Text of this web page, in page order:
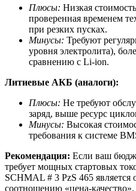
Плюсы: Низкая
проверенная временем
при резких пусках.
Минусы: Требуют
уровня электролита),
сравнению с Li-ion.
Литиевые АКБ (аналоги):
Плюсы: Не требуют
заряд, выше ресурс
Минусы: Высокая
требования к системе
Рекомендация: Если ваш
требует мощных стартовых
SCHMAL # 3 PzS 465
соотношению «цена-качество».